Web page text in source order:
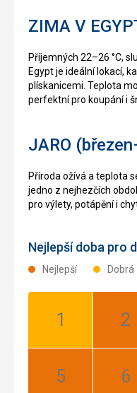
ZIMA V
Příjemných 22–26 °C,
Egypt je ideální lokací,
plískanicemi. Teplota
perfektní pro koupání i
JARO
Příroda ožívá a teplota
jedno z nejhezčích
pro výlety, potápění i
Nejlepší doba pro
Nejlepší Dobrá
Leden:
Květen: